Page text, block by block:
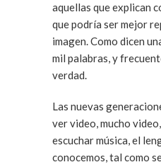
aquellas que explican
que podría ser mejor
imagen. Como dicen una imagen vale mas que
mil palabras, y
verdad.
Las nuevas
ver video, mucho
escuchar música, el
conocemos, tal como